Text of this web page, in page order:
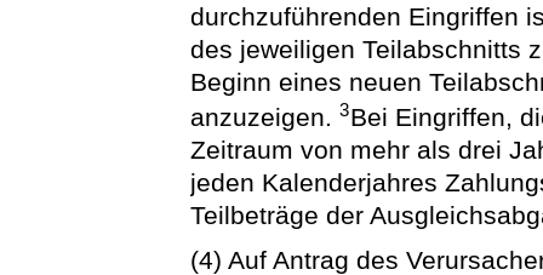
durchzuführenden Eingriffen
des jeweiligen Teilabschnitts
Beginn eines neuen
anzuzeigen.3Bei Eingriffen,
Zeitraum von mehr als drei
jeden Kalenderjahres
Teilbeträge der
(4) Auf Antrag des